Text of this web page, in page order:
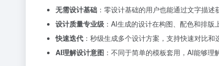
无需设计基础 ：零设计基础的用户也能通过文字描
设计质量专业级 ：AI生成的设计在构图、配色和排
快速迭代 ：秒级生成多个设计方案，支持快速对比
AI理解设计意图 ：不同于简单的模板套用，AI能够